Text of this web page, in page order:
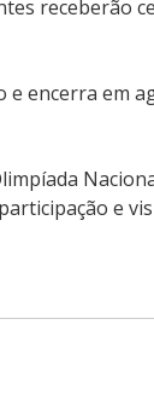
receberão
e encerra em
e